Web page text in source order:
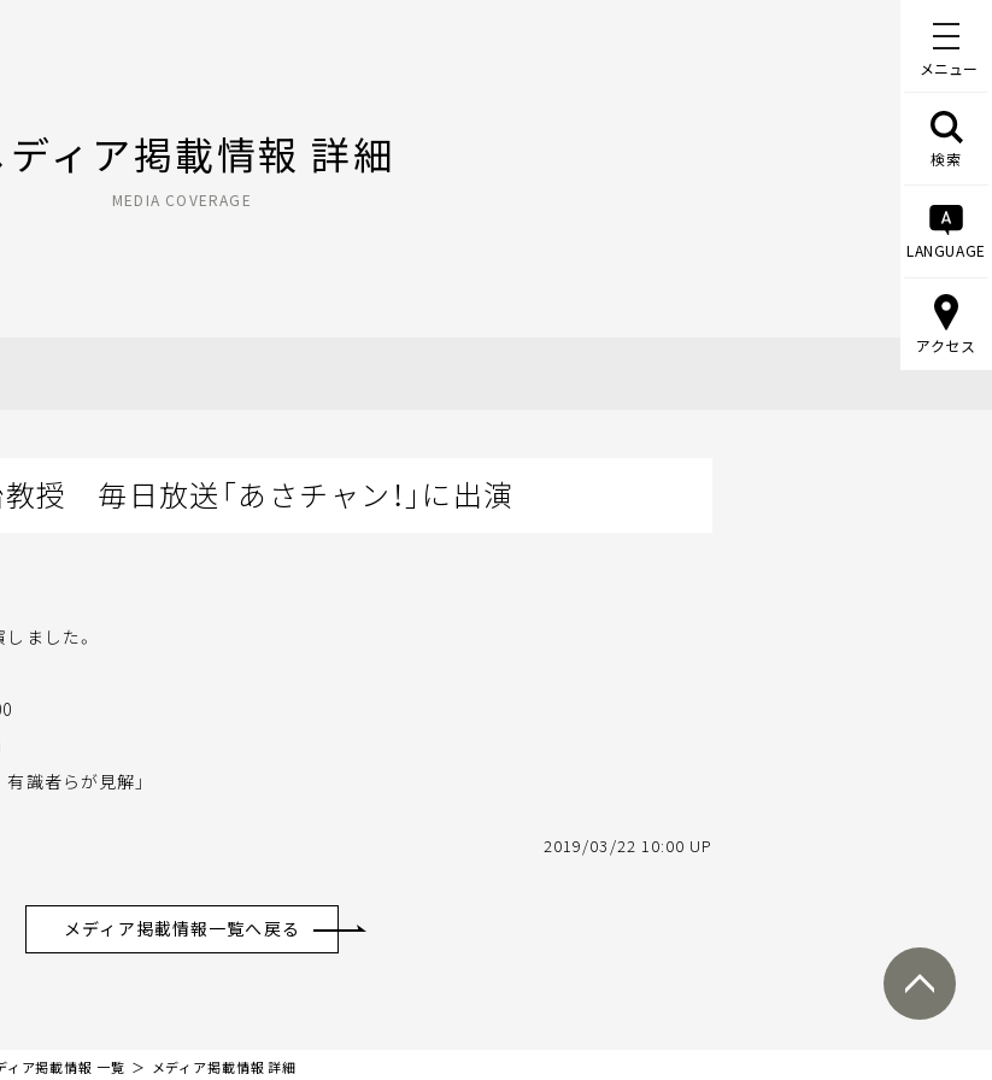
メニュー
検索
LANGUAGE
アクセス
ディア掲載情報 詳細
MEDIA COVERAGE
授 毎日放送「あさチャン！」に出演
ました。
識者らが見解」
2019/03/22 10:00 UP
メディア掲載情報一覧へ戻る
ィア掲載情報 一覧 メディア掲載情報 詳細